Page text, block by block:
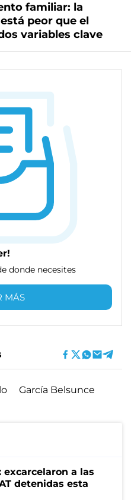
familiar: la
peor que el
variables clave
donde necesites
MÁS
García Belsunce
a las
detenidas esta